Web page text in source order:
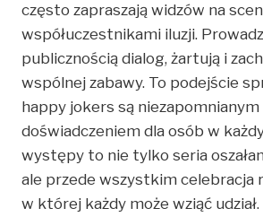
często zapraszają widzów na
współuczestnikami iluzji.
publicznością dialog, żartują i
wspólnej zabawy. To podejście
happy jokers są niezapomnianym
doświadczeniem dla osób w
występy to nie tylko seria
ale przede wszystkim celebracja
w której każdy może wziąć